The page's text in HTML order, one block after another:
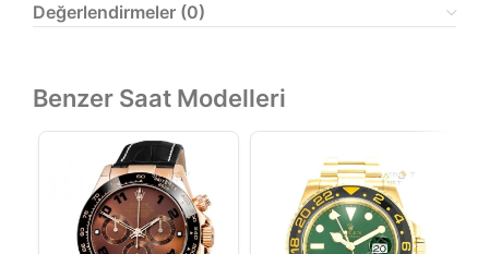
Değerlendirmeler (0)
Benzer Saat Modelleri